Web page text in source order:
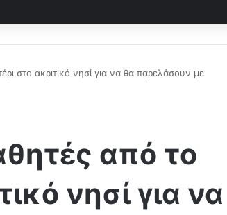
στο ακριτικό νησί για να θα παρελάσουν με
από το
νησί για να